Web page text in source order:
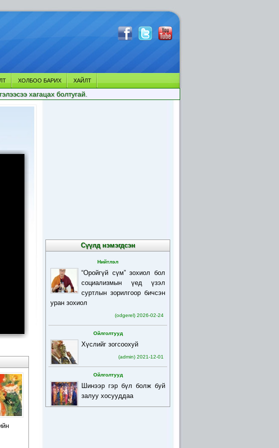
ХОЛБОО БАРИХ ХАЙЛТ
хагацах болтугай.
Сүүлд нэмэгдсэн
Нийтлэл
“Оройгүй сүм” зохиол бол
социализмын үед үзэл
суртлын зорилгоор бичсэн
уран зохиол
(odgerel) 2026-02-24
Ойлголтууд
Хүслийг зогсоохуй
(admin) 2021-12-01
Ойлголтууд
Шинээр гэр бүл болж буй
залуу хосууддаа
(admin) 2021-12-01